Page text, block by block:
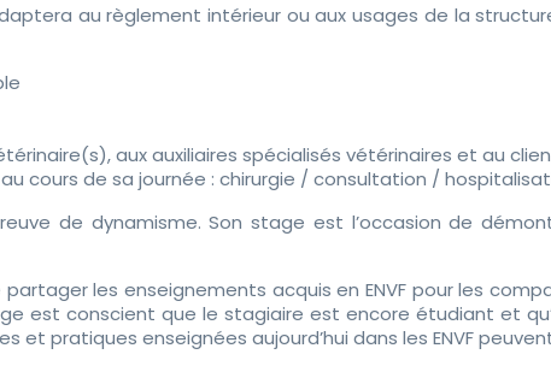
au règlement intérieur ou aux usages de la
aux auxiliaires spécialisés vétérinaires et au
cours de sa journée : chirurgie / consultation /
de dynamisme. Son stage est l’occasion de
les enseignements acquis en ENVF pour les
est conscient que le stagiaire est encore étudiant et
pratiques enseignées aujourd’hui dans les ENVF